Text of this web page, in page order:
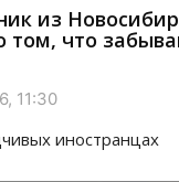
из
том, что
11:30
иностранцах